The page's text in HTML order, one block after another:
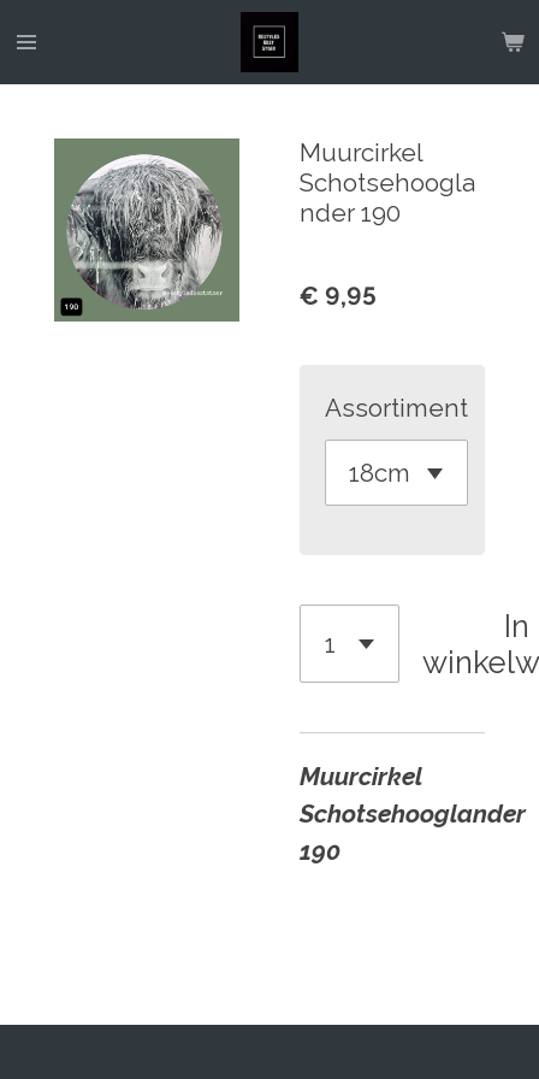
Ga
hoofdinhoud
Muurcirkel
Schotsehoogla
nder 190
€ 9,95
Assortiment
In
Muurcirkel
Schotsehooglander
190